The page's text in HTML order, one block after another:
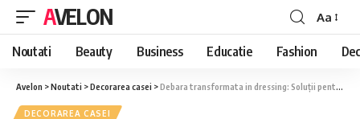
AVELON
Font
Resizer
Aa
Noutati Beauty Business Educatie Fashion
Avelon >Noutati >Decorarea casei >Debara transformata in dressing: Soluții pentru organizarea hainelor si a accesoriilor
DECORAREA CASEI